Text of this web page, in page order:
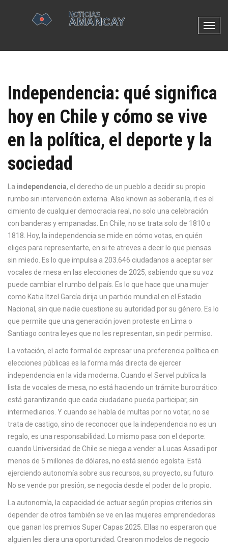
N
v
a
c
n
l
n
a
Independencia: qué significa
hoy en Chile y cómo se vive
en la política, el deporte y la
sociedad
La independencia, el derecho de un pueblo a decidir su propio
rumbo sin intervención externa . Also known as soberanía, it es el
cimiento de cualquier democracia real, no solo una celebración
con banderas y empanadas. En Chile, no se trata solo de 1810 o
1818. Hoy, la independencia se mide en cómo votas, en quién
eliges para representarte, en si te atreves a decir lo que piensas
sin miedo. Es lo que impulsa a 203.646 ciudadanos a aceptar ser
vocales de mesa en las elecciones de 2025, sabiendo que su voz
puede cambiar el rumbo del país. Es lo que hace que una mujer
como Katia Itzel García dirija un partido mundial en el Estadio
Nacional, sin que nadie cuestione su autoridad por su género. Es lo
que permite que una generación joven proteste en Lima o
Santiago contra leyes que no les representan, sin pedir permiso.
La votación, el acto formal de expresar una preferencia política en
elecciones públicas es la forma más directa de ejercer
independencia en la vida moderna. Cuando el Servel publica la
lista de vocales de mesa, no está haciendo un trámite burocrático:
está garantizando que cada ciudadano pueda participar, sin
intermediarios. Y cuando se habla de multas por no votar, no se
trata de castigo, sino de reconocer que la independencia no es un
regalo, es una responsabilidad. Lo mismo pasa con el deporte:
cuando Universidad de Chile se niega a vender a Lucas Assadi por
menos de 5 millones de dólares, no está siendo egoísta. Está
ejerciendo autonomía sobre sus recursos, su proyecto, su futuro.
No se vende por presión, se negocia desde el poder de lo propio.
La autonomía, la capacidad de actuar según propios criterios sin
depender de otros también se ve en las mujeres emprendedoras
que ganan los premios Super Capas 2025. Ellas no esperaron que
alguien les diera una oportunidad. Crearon modelos de negocio